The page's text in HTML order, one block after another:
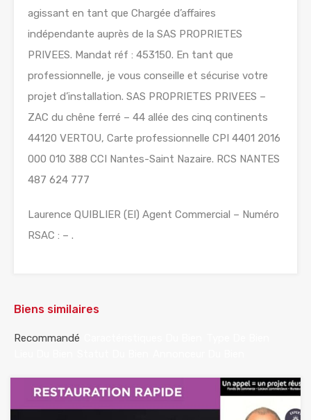
agissant en tant que Chargée d’affaires
indépendante auprès de la SAS PROPRIETES
PRIVEES. Mandat réf : 453150. En tant que
professionnelle, je vous conseille et sécurise votre
projet d’installation. SAS PROPRIETES PRIVEES –
ZAC du chêne ferré – 44 allée des cinq continents
44120 VERTOU, Carte professionnelle CPI 4401 2016
000 010 388 CCI Nantes-Saint Nazaire. RCS NANTES
487 624 777
Laurence QUIBLIER (EI) Agent Commercial – Numéro
RSAC : – .
Biens similaires
Recommandé